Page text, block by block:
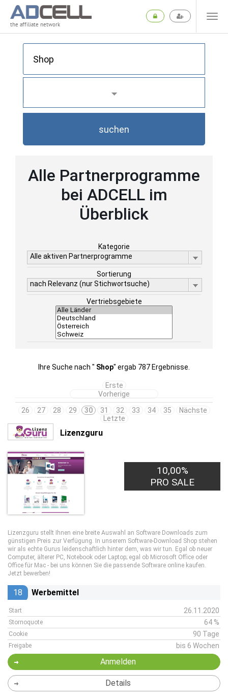
the affiliate network
suchen
Alle Partnerprogramme
bei ADCELL im
Überblick
Kategorie
Alle aktiven Partnerprogramme
Sortierung
nach Relevanz (nur Stichwortsuche)
Vertriebsgebiete
Ihre Suche nach " Shop" ergab 787 Ergebnisse.
Erste
Vorherige
26
27 28 29 30 31 32 33 34 35
Nächste
Letzte
Lizenzguru
10,00%
PRO SALE
Lizenzguru stellt Ihnen eine breite Auswahl an Software Downloads zum
günstigen Preis zur Verfügung. In unserem Software-Download Shop stehen
wir als echte Gurus leidenschaftlich hinter dem, was wir tun. Egal ob neuer
Computer, älterer PC, Notebook oder Laptop; egal ob Microsoft Office oder
Office für Mac - bei uns können Sie die passende Software online kaufen.
Jetzt bewerben!
18 Werbemittel
Start 26.11.2020
Stornoquote 64 %
Cookie 90 Tage
Freigabe bis 6 Wochen
Anmelden
Details